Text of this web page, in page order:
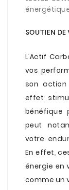
SOUTIEN DE
L’Actif
vos
son
effet
bénéfique
peut
votre
En effet,
énergie en
comme un